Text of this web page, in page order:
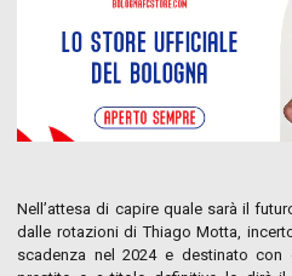
Nell’attesa di capire quale sarà il
dalle rotazioni di Thiago Motta,
scadenza nel 2024 e destinato